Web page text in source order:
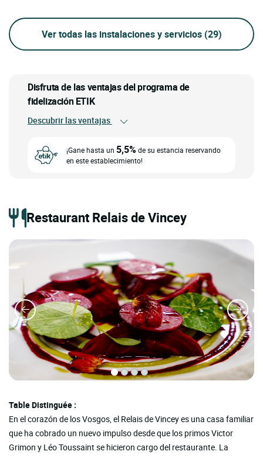
Ver todas las instalaciones y servicios (29)
Disfruta de las ventajas del programa de
fidelización ETIK
Descubrir las ventajas
¡Gane hasta un 5,5%de su estancia reservando
en este establecimiento!
Restaurant Relais de Vincey
Table Distinguée :
En el corazón de los Vosgos, el Relais de Vincey es una casa familiar
que ha cobrado un nuevo impulso desde que los primos Victor
Grimon y Léo Toussaint se hicieron cargo del restaurante. La